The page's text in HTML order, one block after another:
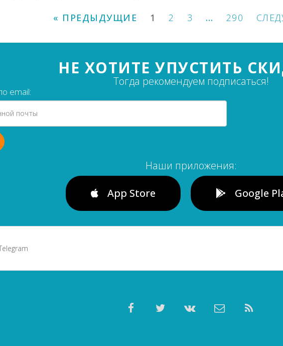
« ПРЕДЫДУЩИЕ 1 2 3 … 290
НЕ ХОТИТЕ УПУСТИТЬ
Тогда рекомендуем подписаться!
email:
Наши приложения:
App Store Google